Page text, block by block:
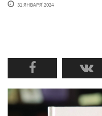
31 ЯНВАРЯ'2024